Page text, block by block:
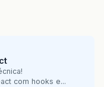
com hooks e...